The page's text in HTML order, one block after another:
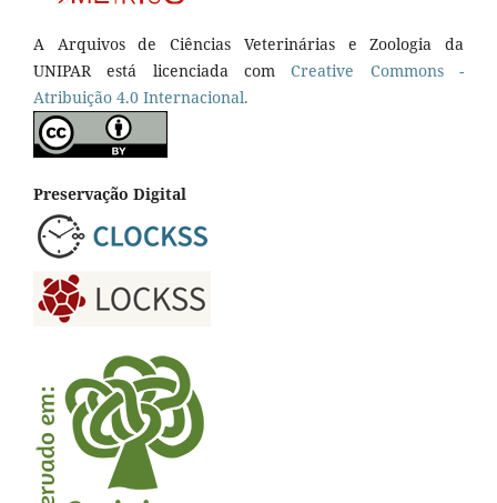
A Arquivos de Ciências Veterinárias e Zoologia da
UNIPAR está licenciada comCreative Commons -
Atribuição 4.0 Internacional.
Preservação Digital